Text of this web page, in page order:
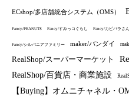
ECshop/多店舗統合システム（OMS）
Fancy/PEANUTS Fancy/すみっコぐらし Fancy/カピバラさん
Fancy/シルバニアファミリー maker/バンダイ
RealShop/スーパーマーケット
RealShop/百貨店・商業施設
【Buying】オムニチャネル・